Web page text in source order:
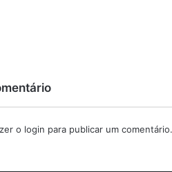
o login para publicar um comentário.